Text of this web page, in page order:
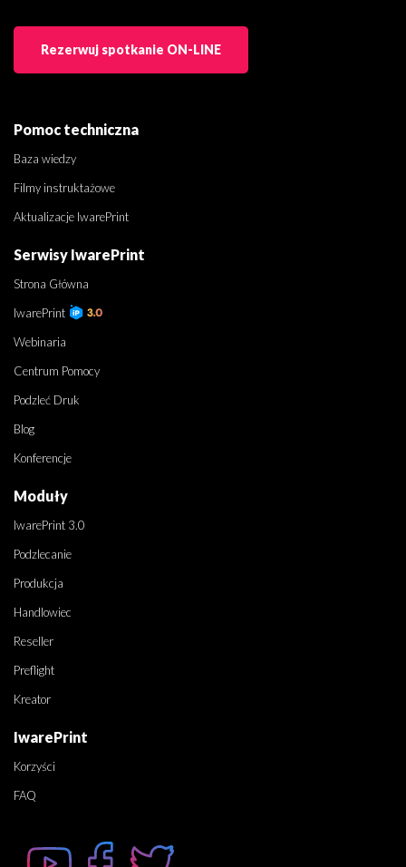
Rezerwuj spotkanie ON-LINE
Pomoc techniczna
Baza wiedzy
Filmy instruktażowe
Aktualizacje IwarePrint
Serwisy IwarePrint
Strona Główna
IwarePrint
Webinaria
Centrum Pomocy
Podzleć Druk
Blog
Konferencje
Moduły
IwarePrint 3.0
Podzlecanie
Produkcja
Handlowiec
Reseller
Preflight
Kreator
IwarePrint
Korzyści
FAQ